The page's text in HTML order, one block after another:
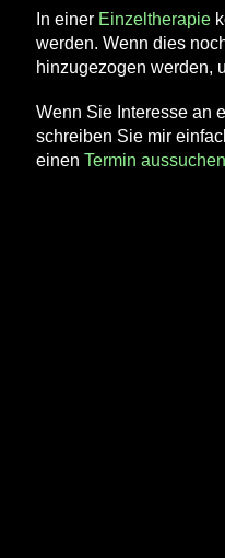
In einer Einzeltherapie
werden. Wenn dies
hinzugezogen werden,
Wenn Sie Interesse an
schreiben Sie mir
einenTermin aussuchen